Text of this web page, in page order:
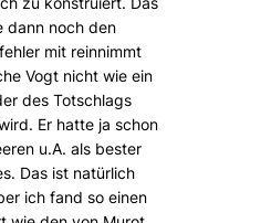
dann noch den
mit reinnimmt
Vogt nicht wie ein
des Totschlags
Er hatte ja schon
u.A. als bester
Das ist natürlich
ich fand so einen